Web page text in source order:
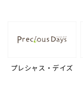
プレシャス・デイズ